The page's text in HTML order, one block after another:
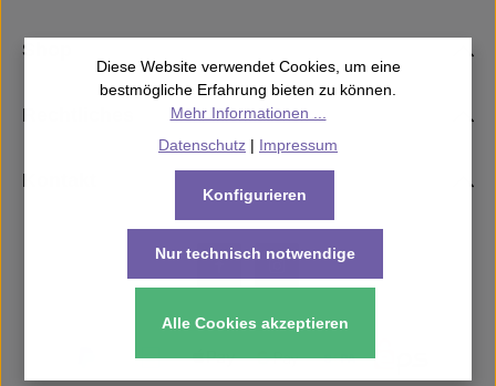
Shop
Rechtliches
Kontakt
Diese Website verwendet Cookies, um eine
bestmögliche Erfahrung bieten zu können.
Mehr Informationen ...
Datenschutz | Impressum
Nur technisch notwendige
Konfigurieren
Alle Cookies akzeptieren